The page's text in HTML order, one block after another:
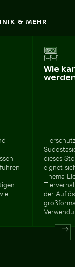
& MEHR
Wie
dieses
eignet
Thema
der